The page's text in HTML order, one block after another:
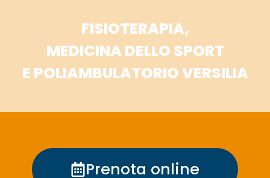
FISIOTERAPIA,
MEDICINA DELLO SPORT
E POLIAMBULATORIO VERSILIA
Prenota online